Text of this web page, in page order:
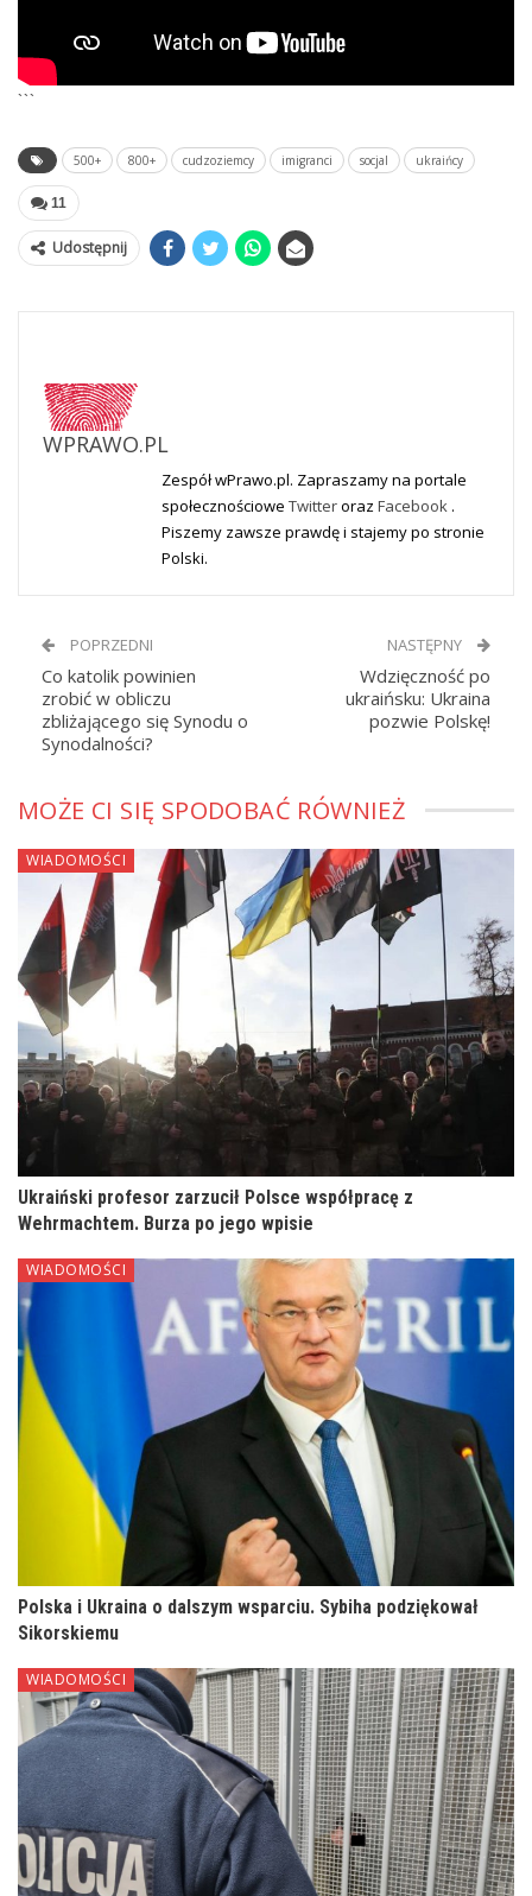
```
500+ 800+ cudzoziemcy imigranci socjal ukraińcy
11
Udostępnij
WPRAWO.PL
Zespół wPrawo.pl. Zapraszamy na portale
społecznościowe Twitteroraz Facebook .
Piszemy zawsze prawdę i stajemy po stronie
Polski.
POPRZEDNI
Co katolik powinien
zrobić w obliczu
zbliżającego się Synodu o
Synodalności?
NASTĘPNY
Wdzięczność po
ukraińsku: Ukraina
pozwie Polskę!
MOŻE CI SIĘ SPODOBAĆ RÓWNIEŻ
WIADOMOŚCI
Ukraiński profesor zarzucił Polsce współpracę z
Wehrmachtem. Burza po jego wpisie
WIADOMOŚCI
Polska i Ukraina o dalszym wsparciu. Sybiha podziękował
Sikorskiemu
WIADOMOŚCI